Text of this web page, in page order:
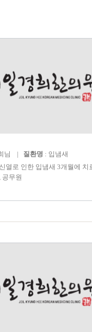
님 | 질환명 : 입냄새
열로 인한 입냄새 3개월에 치
공무원